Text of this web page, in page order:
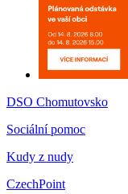
DSO Chomutovsko
Sociální pomoc
Kudy z nudy
CzechPoint